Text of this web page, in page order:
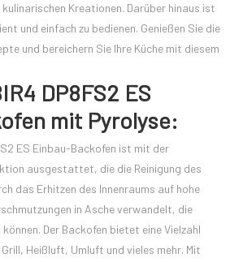
Kreationen. Darüber hinaus ist
und einfach zu bedienen. Genießen Sie die
und bereichern Sie Ihre Küche mit diesem
DP8FS2 ES
mit Pyrolyse:
ES Einbau-Backofen ist mit der
ausgestattet, die die Reinigung des
das Erhitzen des Innenraums auf hohe
in Asche verwandelt, die
Der Backofen bietet eine Vielzahl
Heißluft, Umluft und vieles mehr. Mit